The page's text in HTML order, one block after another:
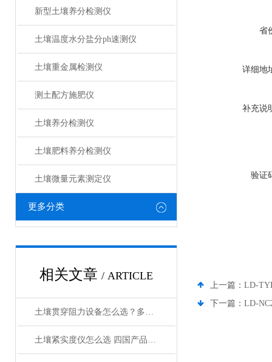
新型土壤养分检测仪
土壤温度水分盐分ph速测仪
土壤重金属检测仪
测土配方施肥仪
土壤养分检测仪
土壤肥料养分检测仪​
土壤微量元素测定仪
更多分类
相关文章 / ARTICLE
土壤贯穿阻力设备怎么选？多品牌对比与采购指南
土壤紧实度仪怎么选 四国产品牌对比帮你避坑
省
详细地
补充说
验证
上一篇： LD-
下一篇： LD-